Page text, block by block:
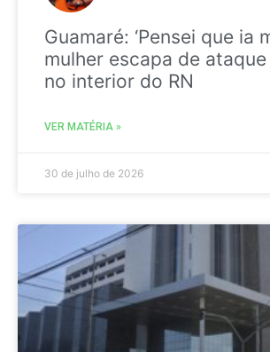
Guamaré: ‘Pensei que ia
mulher escapa de
no interior do RN
VER MATÉRIA »
30 de julho de 2026